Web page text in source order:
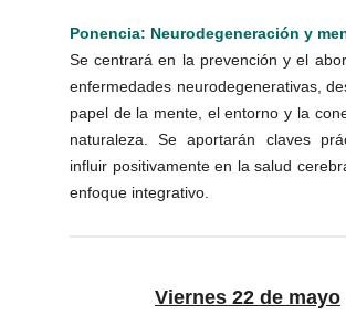
Ponencia: Neurodegeneración y
Se centrará en la prevención y el
enfermedades neurodegenerativas,
papel de la mente, el entorno y la
naturaleza. Se aportarán claves
influir positivamente en la salud
enfoque integrativo.
Viernes 22 de mayo